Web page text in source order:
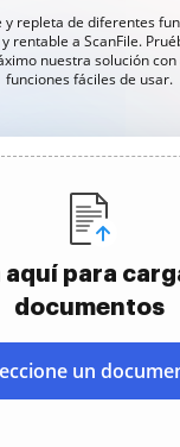
y repleta de diferentes
rentable a ScanFile.
nuestra solución con
funciones fáciles de usar.
aquí para
documentos
un